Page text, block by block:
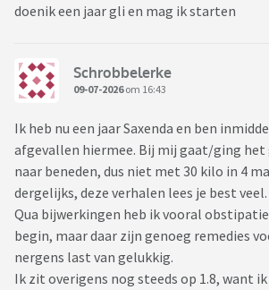
doenik een jaar gli en mag ik starten
Schrobbelerke
09-07-2026om 16:43
Ik heb nu een jaar Saxenda en ben
afgevallen hiermee. Bij mij gaat/ging
naar beneden, dus niet met 30 kilo in 4
dergelijks, deze verhalen lees je best veel.
Qua bijwerkingen heb ik vooral
begin, maar daar zijn genoeg remedies
nergens last van gelukkig.
Ik zit overigens nog steeds op 1.8, want